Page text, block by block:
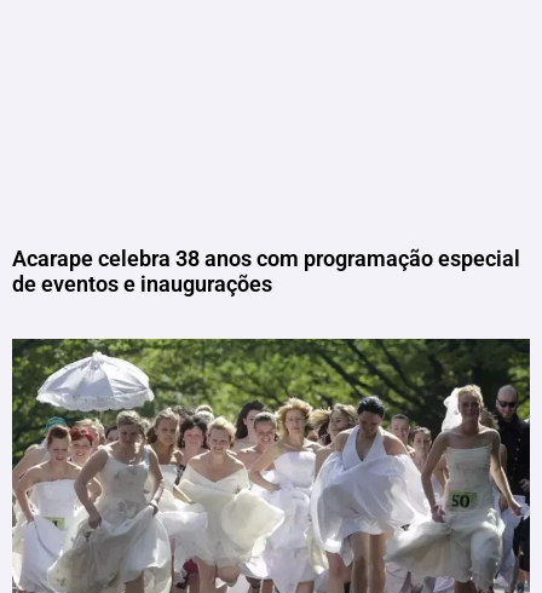
Acarape celebra 38 anos com programação especial
de eventos e inaugurações